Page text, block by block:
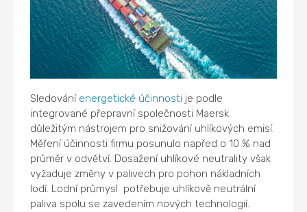
Sledování energetické účinnosti je podle
integrované přepravní společnosti Maersk
důležitým nástrojem pro snižování uhlíkových emisí.
Měření účinnosti firmu posunulo napřed o 10 % nad
průměr v odvětví. Dosažení uhlíkové neutrality však
vyžaduje změny v palivech pro pohon nákladních
lodí. Lodní průmysl potřebuje uhlíkově neutrální
paliva spolu se zavedením nových technologií.